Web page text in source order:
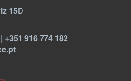
15D
+351 916 774 182